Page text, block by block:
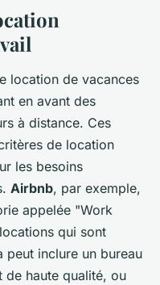
location de vacances
en avant des
à distance. Ces
de location
les besoins
Airbnb, par exemple,
appelée "Work
qui sont
peut inclure un bureau
de haute qualité, ou